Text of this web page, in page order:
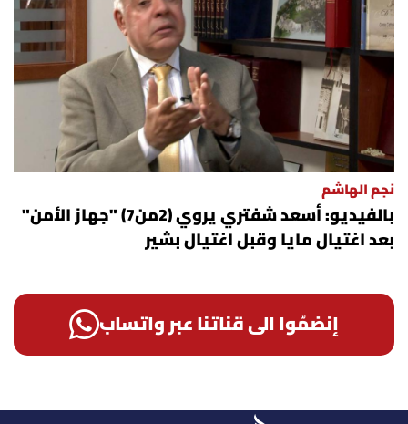
نجم الهاشم
بالفيديو: أسعد شفتري يروي (2من7) "جهاز الأمن"
بعد اغتيال مايا وقبل اغتيال بشير
إنضمّوا الى قناتنا عبر واتساب